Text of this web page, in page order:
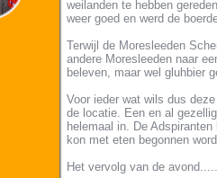
weilanden te hebben
weer goed en werd de
Terwijl de Moresleeden
andere Moresleeden naar
beleven, maar wel gluhbier
Voor ieder wat wils dus
de locatie. Een en al
helemaal in. De
kon met eten begonnen
Het vervolg van de avond.....